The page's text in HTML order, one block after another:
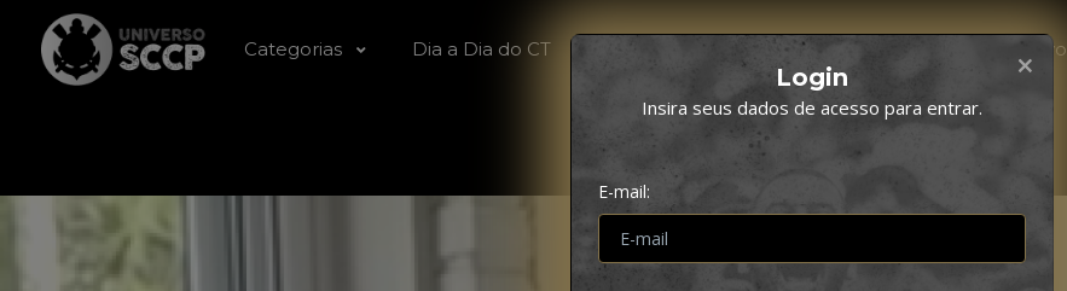
Categorias Dia a Dia do CT Match Day | Dia de Corinthians Conteúdo Ao Vivo
Login
Insira seus dados de acesso para entrar.
E-mail: